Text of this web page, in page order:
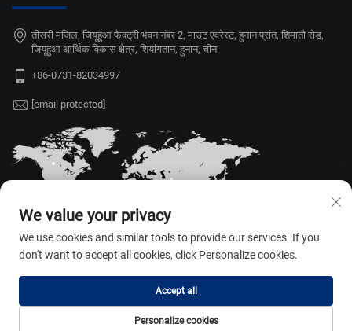
तीसरी मंजिल, जियूहुआ फैक्ट्री भवन नंबर 2, माउंट एवरेस्ट, हुनान प्रांत, शिमातौ रोड,
जियूहुआ आर्थिक विकास क्षेत्र, शियांगतान, हुनान, चीन
+86-0731-82034997
[email protected]
कॉपीराइट © 2026 हुनान वेइली ऑटो पार्ट्स
एप्लायंस कं., लि. सभी अधिकार सुरक्षित। —
We value your privacy
We use cookies and similar tools to provide our services. If you
don't want to accept all cookies, click Personalize cookies.
Personalize cookies
Accept all